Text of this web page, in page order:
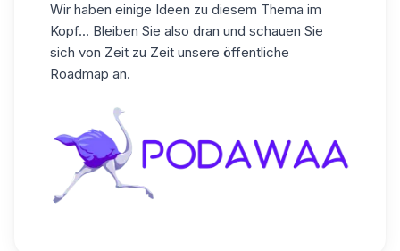
Wir haben einige Ideen zu diesem Thema im
Kopf... Bleiben Sie also dran und schauen Sie
sich von Zeit zu Zeit unsere öffentliche
Roadmap an.